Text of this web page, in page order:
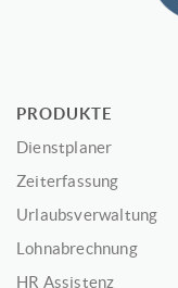
PRODUKTE
Dienstplaner
Zeiterfassung
Urlaubsverwaltung
Lohnabrechnung
HR Assistenz